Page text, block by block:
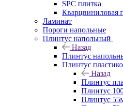
SPC плитка
Кварцвиниловая
Ламинат
Пороги напольные
Плинтус напольный
Назад
Плинтус
Плинтус
Назад
Плинтус
Плинтус
Плинтус